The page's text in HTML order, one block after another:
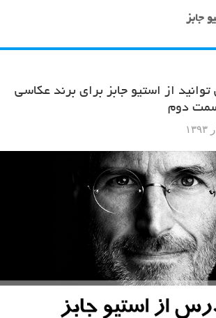
جابز
توانید از استیو جابز برای برند عکاسی
دوم